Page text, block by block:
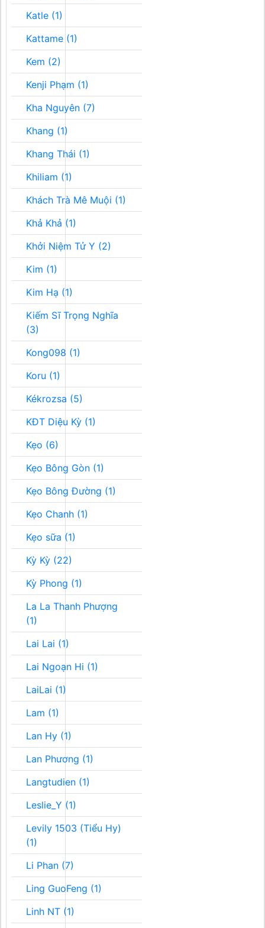
Katle (1)
Kattame (1)
Kem (2)
Kenji Phạm (1)
Kha Nguyên (7)
Khang (1)
Khang Thái (1)
Khiliam (1)
Khách Trà Mê Muội (1)
Khả Khả (1)
Khởi Niệm Tử Y (2)
Kim (1)
Kim Hạ (1)
Kiếm Sĩ Trọng Nghĩa
(3)
Kong098 (1)
Koru (1)
Kékrozsa (5)
KĐT Diệu Kỳ (1)
Kẹo (6)
Kẹo Bông Gòn (1)
Kẹo Bông Đường (1)
Kẹo Chanh (1)
Kẹo sữa (1)
Kỳ Kỳ (22)
Kỳ Phong (1)
La La Thanh Phượng
(1)
Lai Lai (1)
Lai Ngoạn Hi (1)
LaiLai (1)
Lam (1)
Lan Hy (1)
Lan Phương (1)
Langtudien (1)
Leslie_Y (1)
Levily 1503 (Tiểu Hy)
(1)
Li Phan (7)
Ling GuoFeng (1)
Linh NT (1)